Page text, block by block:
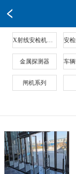
X射线安检机系列
金属探测器
闸机系列